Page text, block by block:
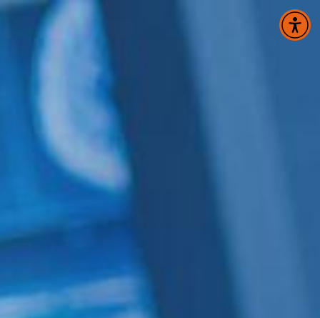
Panneau de gestion des cookies